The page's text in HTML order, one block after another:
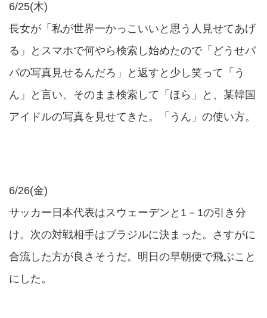
6/25(木)
長女が「私が世界一かっこいいと思う人見せてあげ
る」とスマホで何やら検索し始めたので「どうせパ
パの写真見せるんだろ」と返すと少し笑って「う
ん」と言い、そのまま検索して「ほら」と、某韓国
アイドルの写真を見せてきた。「うん」の使い方。
6/26(金)
サッカー日本代表はスウェーデンと1－1の引き分
け。次の対戦相手はブラジルに決まった。さすがに
合流した方が良さそうだ。明日の早朝便で飛ぶこと
にした。